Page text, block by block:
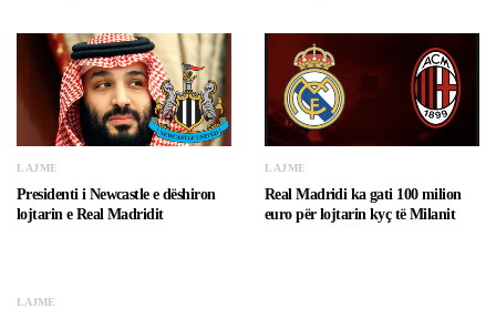
LAJME
Presidenti i Newcastle e dëshiron
lojtarin e Real Madridit
LAJME
Real Madridi ka gati 100 milion
euro për lojtarin kyç të Milanit
LAJME